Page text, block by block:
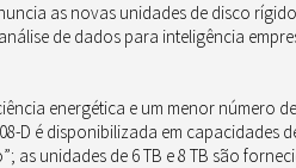
as novas unidades de disco
de dados para inteligência
energética e um menor número
D é disponibilizada em capacidades
as unidades de 6 TB e 8 TB são